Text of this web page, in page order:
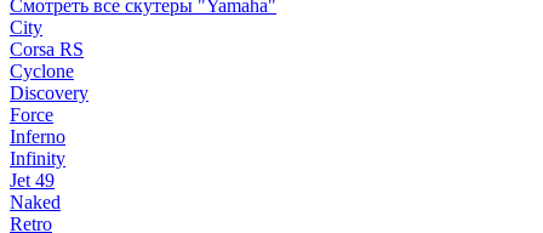
Смотреть все скутеры "Yamaha"
City
Corsa RS
Cyclone
Discovery
Force
Inferno
Infinity
Jet 49
Naked
Retro